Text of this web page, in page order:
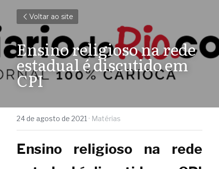
Voltar ao site
Ensino religioso na rede
estadual é discutido em
CPI
24 de agosto de 2021 · Matérias
Ensino religioso na rede